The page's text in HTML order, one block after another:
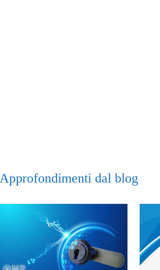
Approfondimenti dal blog